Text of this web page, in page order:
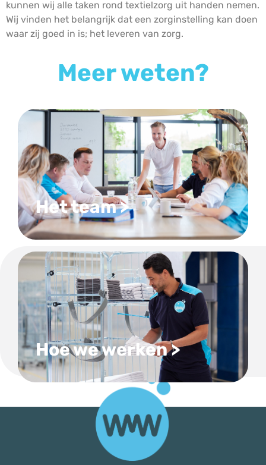
kunnen wij alle taken rond textielzorg uit handen nemen.
Wij vinden het belangrijk dat een zorginstelling kan doen
waar zij goed in is; het leveren van zorg.
Meer weten?
Het team >
Hoe we werken >